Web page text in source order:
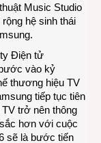
Music Studio
hệ sinh thái
Điện tử
vào kỷ
thương hiệu TV
tiếp tục tiên
trở nên thông
hơn với cuộc
sẽ là bước tiến